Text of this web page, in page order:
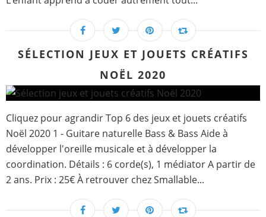
SÉLECTION JEUX ET JOUETS CRÉATIFS
NOËL 2020
Cliquez pour agrandir Top 6 des jeux et jouets créatifs
Noël 2020 1 - Guitare naturelle Bass & Bass Aide à
développer l'oreille musicale et à développer la
coordination. Détails : 6 corde(s), 1 médiator A partir de
2 ans. Prix : 25€ À retrouver chez Smallable...